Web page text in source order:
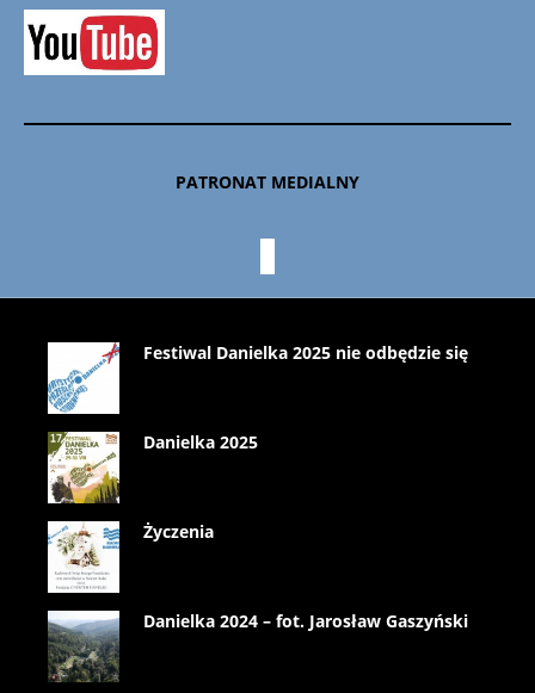
PATRONAT MEDIALNY
Festiwal Danielka 2025 nie odbędzie się
Danielka 2025
Życzenia
Danielka 2024 – fot. Jarosław Gaszyński